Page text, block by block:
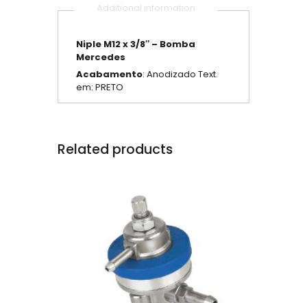
Additional information
Niple M12 x 3/8″ – Bomba
Mercedes
Acabamento: Anodizado Text.
em: PRETO
Related products